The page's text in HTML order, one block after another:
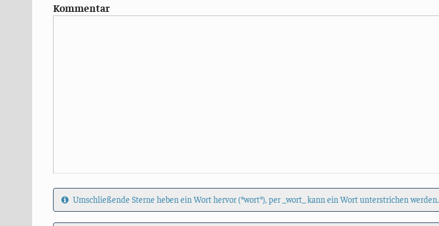
Kommentar
Umschließende Sterne heben ein Wort hervor (*wort*), per _wort_ kann ein Wort unterstrichen werden.